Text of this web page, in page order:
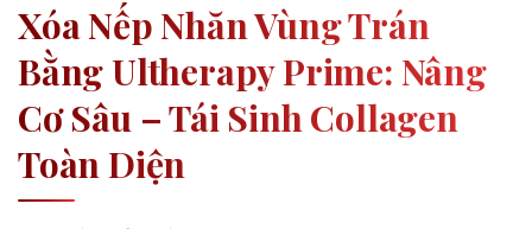
Xóa Nếp Nhăn Vùng Trán
Bằng Ultherapy Prime: Nâng
Cơ Sâu – Tái Sinh Collagen
Toàn Diện